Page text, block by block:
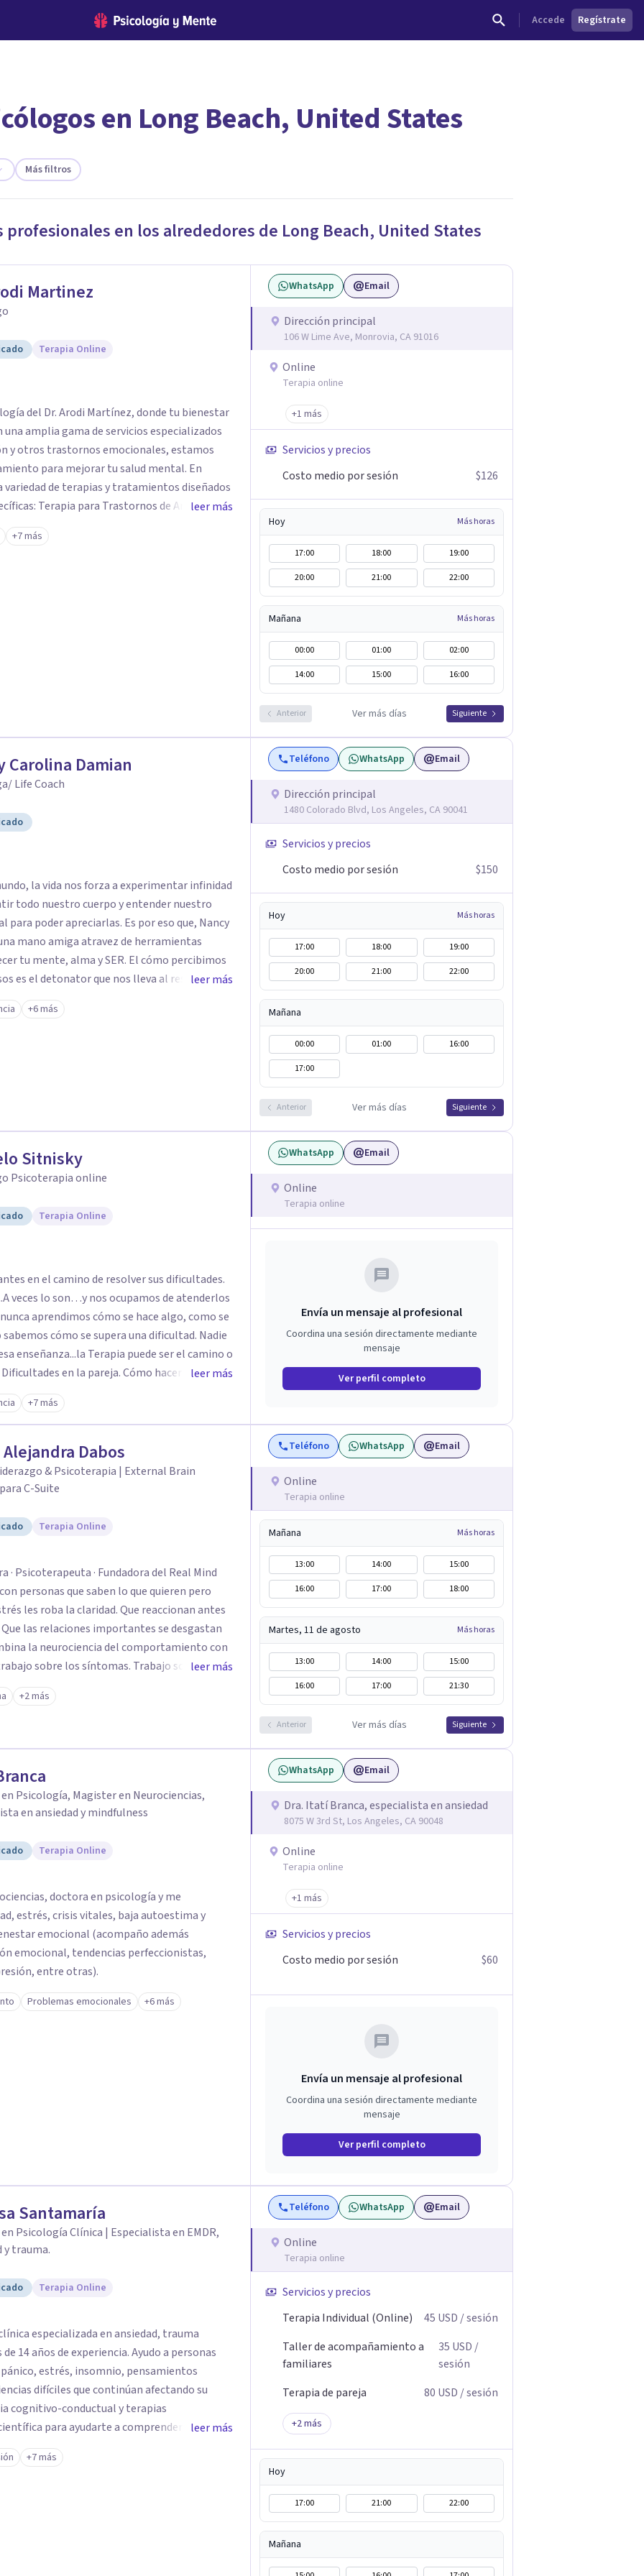
Accede Regístrate
el psicólogo adecuado?
en Long Beach, United States
Más filtros
profesionales en los alrededores de Long Beach, United States
Martinez
Terapia Online
del Dr. Arodi Martínez, donde tu bienestar
amplia gama de servicios especializados
y otros trastornos emocionales, estamos
para mejorar tu salud mental. En
de terapias y tratamientos diseñados
Terapia para Trastornos de Ansiedad y
de la ansiedad y la depresión,
para ayudarte a recuperar tu bienestar
leer más
+7 más
WhatsApp Email
Dirección principal
106 W Lime Ave, Monrovia, CA 91016
Online
Terapia online
+1 más
Servicios y precios
Costo medio por sesión
$126
Hoy Más horas
17:00 18:00
19:00
20:00
21:00 22:00
Mañana Más horas
00:00 01:00
02:00
14:00
15:00 16:00
Anterior Ver más días Siguiente
Carolina Damian
Life Coach
la vida nos forza a experimentar infinidad
poder apreciarlas. Es por eso que, Nancy
mano amiga atravez de herramientas
alma y SER. El cómo percibimos
es el detonator que nos lleva al resultado de
Ayudar a otros seres
que hay, es mi placer y deleite ya que ser
leer más
+6 más
Teléfono WhatsApp Email
Dirección principal
1480 Colorado Blvd, Los Angeles, CA 90041
Servicios y precios
Costo medio por sesión
$150
Hoy Más horas
17:00 18:00
19:00
20:00
21:00 22:00
Mañana
00:00 01:00
16:00
17:00
Anterior Ver más días Siguiente
Sitnisky
Psicoterapia online
Terapia Online
en el camino de resolver sus dificultades.
veces lo son…y nos ocupamos de atenderlos
Terapia puede ser el camino o
en la pareja. Cómo hacer que
Cómo avanzar en la
solos. Dificultades para encontrar un
en un empleo o para decidir cambiar de
Mi primer carrera universitaria es la de
leer más
+7 más
WhatsApp Email
Online
Terapia online
Envía un mensaje al profesional
Coordina una sesión directamente mediante
mensaje
Ver perfil completo
Dabos
& Psicoterapia | External Brain
C-Suite
Terapia Online
· Psicoterapeuta · Fundadora del Real Mind
personas que saben lo que quieren pero
las relaciones importantes se desgastan
la neurociencia del comportamiento con
"mejor" por un rato. Es que el patrón
leer más
+2 más
Teléfono WhatsApp Email
Online
Terapia online
Mañana Más horas
13:00 14:00
15:00
16:00
17:00 18:00
Martes, 11 de agosto Más horas
13:00 14:00
15:00
16:00
17:00 21:30
Anterior Ver más días Siguiente
Psicología, Magister en Neurociencias,
en ansiedad y mindfulness
Terapia Online
doctora en psicología y me
estrés, crisis vitales, baja autoestima y
emocional (acompaño además
emocional, tendencias perfeccionistas,
entre otras).
Problemas emocionales +6 más
WhatsApp Email
Dra. Itatí Branca, especialista en ansiedad
8075 W 3rd St, Los Angeles, CA 90048
Online
Terapia online
+1 más
Servicios y precios
Costo medio por sesión
$60
Envía un mensaje al profesional
Coordina una sesión directamente mediante
mensaje
Ver perfil completo
Santamaría
Psicología Clínica | Especialista en EMDR,
y trauma.
Terapia Online
especializada en ansiedad, trauma
14 años de experiencia. Ayudo a personas
estrés, insomnio, pensamientos
difíciles que continúan afectando su
cognitivo-conductual y terapias
para ayudarte a comprender el origen
y desarrollar herramientas para una
adolescentes, parejas y familias en
leer más
+7 más
Teléfono WhatsApp Email
Online
Terapia online
Servicios y precios
Terapia Individual (Online)
45 USD / sesión
Taller de acompañamiento a
familiares
35 USD /
sesión
Terapia de pareja
80 USD / sesión
+2más
Hoy
17:00 21:00 22:00
Mañana